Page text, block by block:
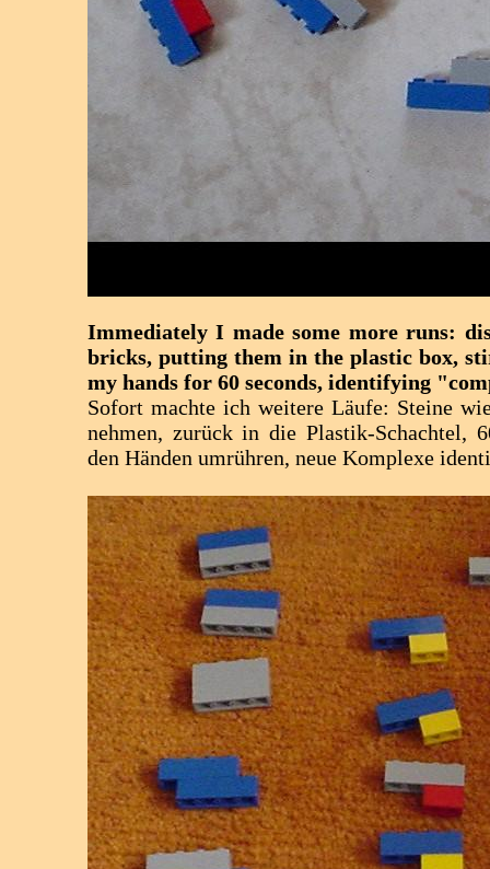
Immediately I made some more runs:
bricks, putting them in the plastic box,
my hands for 60 seconds, identifying
Sofort machte ich weitere Läufe: Steine
nehmen, zurück in die Plastik-Schachtel,
den Händen umrühren, neue Komplexe